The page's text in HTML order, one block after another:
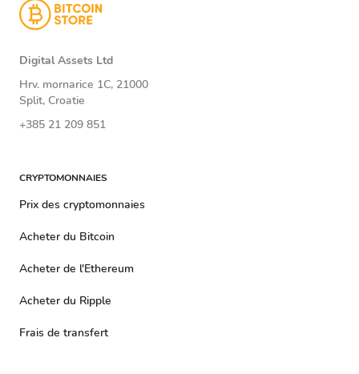
Digital Assets Ltd
Hrv. mornarice 1C, 21000
Split, Croatie
+385 21 209 851
CRYPTOMONNAIES
Prix ​​​​des cryptomonnaies
Acheter du Bitcoin
Acheter de l'Ethereum
Acheter du Ripple
Frais de transfert